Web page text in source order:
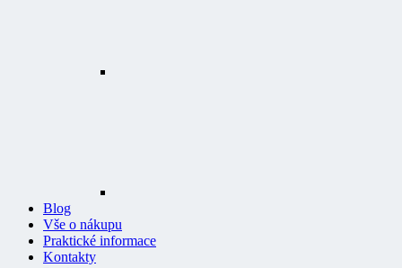
Vše o nákupu
Praktické informace
Kontakty
Prodejny